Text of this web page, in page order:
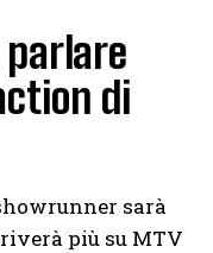
di
sarà
più su MTV